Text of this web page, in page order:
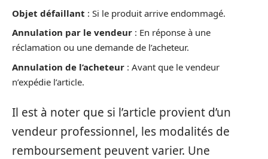
Objet défaillant : Si le produit arrive endommagé.
Annulation par le vendeur : En réponse à une
réclamation ou une demande de l’acheteur.
Annulation de l’acheteur : Avant que le vendeur
n’expédie l’article.
Il est à noter que si l’article provient d’un
vendeur professionnel, les modalités de
remboursement peuvent varier. Une